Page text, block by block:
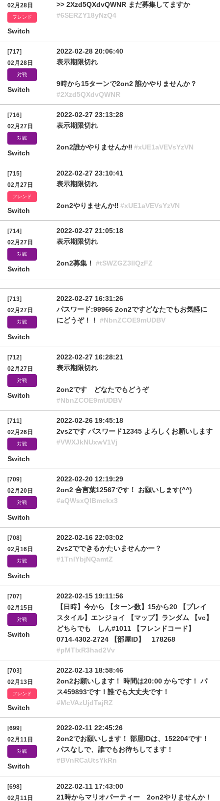
02月28日
フレンド
Switch
>> 2Xzd5QXdvQWNR まだ募集してますか
#6SERZY18yNzQ4
[717]
02月28日
対戦
Switch
2022-02-28 20:06:40
表示期限切れ
9時から15ターンで2on2 誰かやりませんか？
#2Xzd5QXdvQWNR
[716]
02月27日
対戦
Switch
2022-02-27 23:13:28
表示期限切れ
2on2誰かやりませんか‼️ #xUE1aVEVsYzVN
[715]
02月27日
フレンド
Switch
2022-02-27 23:10:41
表示期限切れ
2on2やりませんか‼️ #xUE1aVEVsYzVN
[714]
02月27日
対戦
Switch
2022-02-27 21:05:18
表示期限切れ
2on2募集！ #tSWZGZ3llQzFZ
[713]
02月27日
対戦
Switch
2022-02-27 16:31:26
パスワード:99966 2on2ですどなたでもお気軽に
にどうぞ！！ #NbnZCOE9mUDBV
[712]
02月27日
対戦
Switch
2022-02-27 16:28:21
表示期限切れ
2on2です どなたでもどうぞ
#NbnZCOE9mUDBV
[711]
02月26日
対戦
Switch
2022-02-26 19:45:18
2vs2です パスワード12345 よろしくお願いします
#VWXJkNUxwV1Vj
[709]
02月20日
対戦
Switch
2022-02-20 12:19:29
2on2 合言葉12567です！ お願いします(^^)
#aQWsxQlBmckx3
[708]
02月16日
対戦
Switch
2022-02-16 22:03:02
2vs2でできるかたいませんかー？
#1TnlYbjNQamtZ
[707]
02月15日
対戦
Switch
2022-02-15 19:11:56
【日時】今から 【ターン数】15から20 【プレイ
スタイル】エンジョイ 【マップ】ランダム 【vc】
どちらでも しん#1011 【フレンドコード】
0714-4302-2724 【部屋ID】 178268
#pMTlxR3had2Vv
[703]
02月13日
フレンド
Switch
2022-02-13 18:58:46
2on2お願いします！ 時間は20:00 からです！ パ
ス459893です！誰でも大丈夫です！
#McVAzUjdTajRZ
[699]
02月11日
対戦
Switch
2022-02-11 22:45:26
2on2でお願いします！ 部屋IDは、152204です！
パスなしで、誰でもお待ちしてます！
#BVnRCaUtsYkRn
[698]
02月11日
2022-02-11 17:43:00
21時からマリオパーティー 2on2やりませんか！